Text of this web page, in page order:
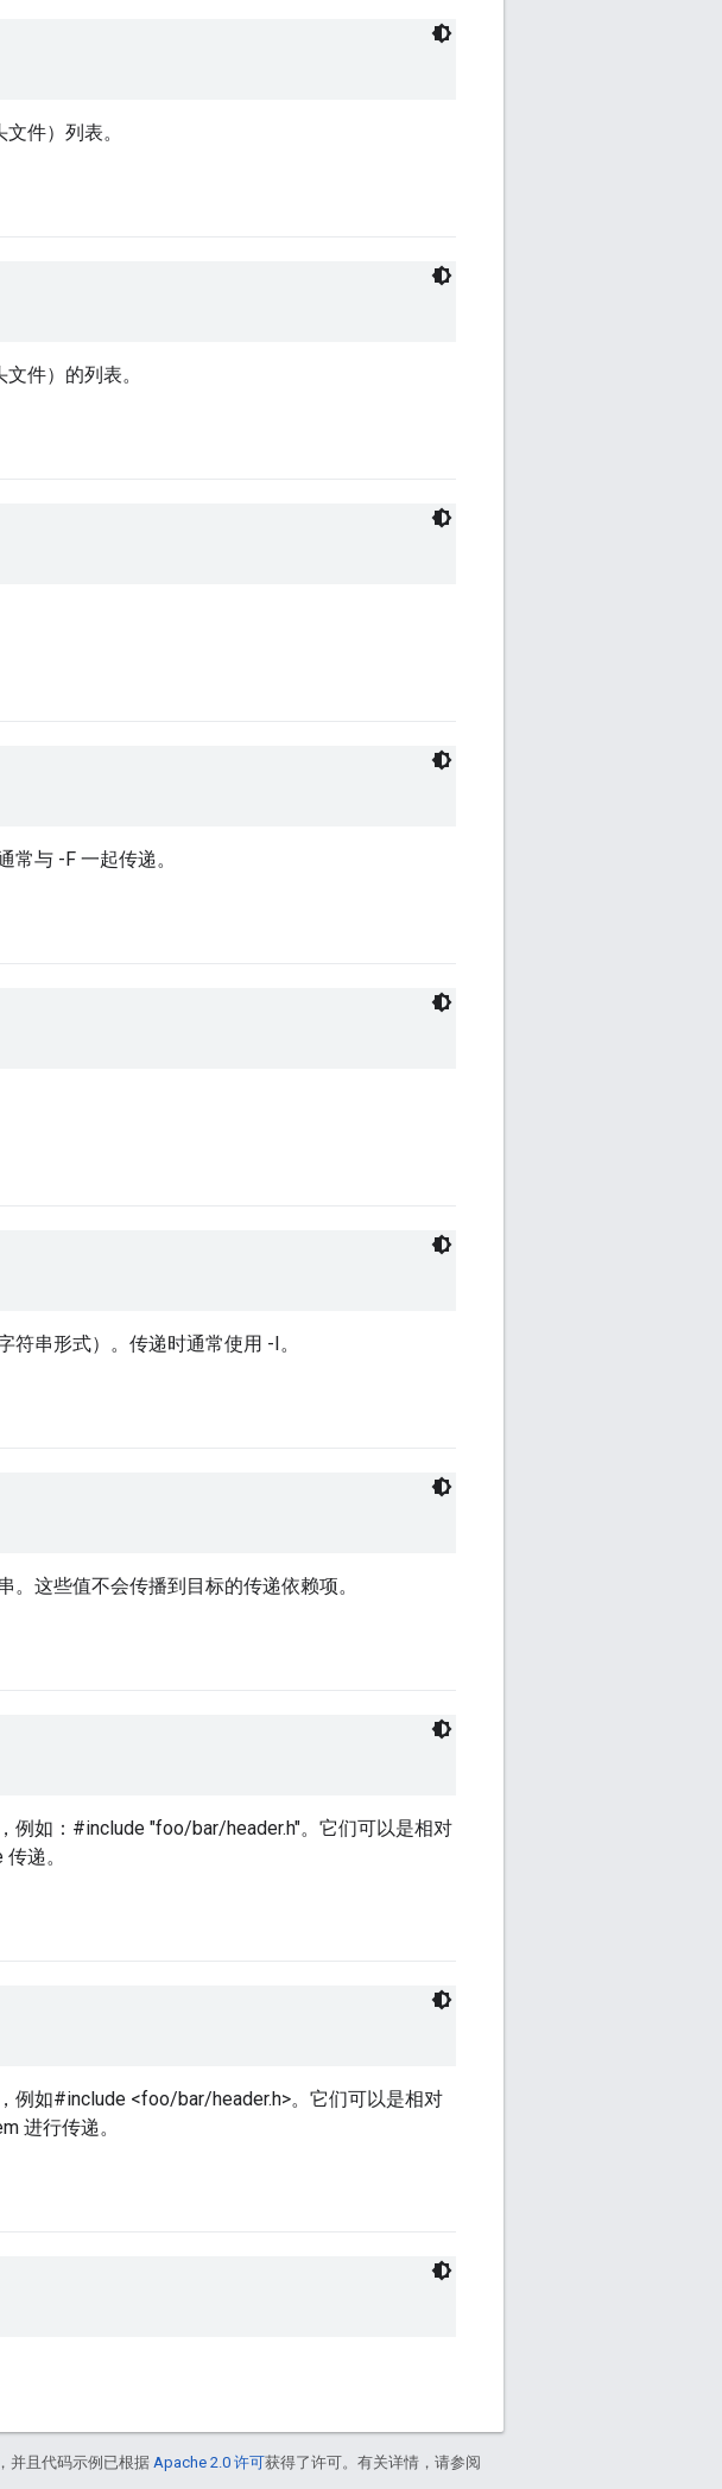
件）列表。
件）的列表。
与 -F 一起传递。
串形式）。传递时通常使用 -I。
这些值不会传播到目标的传递依赖项。
例如：#include "foo/bar/header.h"。它们可以是相对
递。
例如#include <foo/bar/header.h>。它们可以是相对
进行传递。
并且代码示例已根据 Apache 2.0 许可获得了许可。有关详情，请参阅